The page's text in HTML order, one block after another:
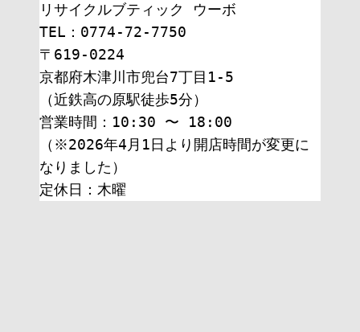
リサイクルブティック ウーボ
TEL：0774-72-7750
〒619-0224
京都府木津川市兜台7丁目1-5
（近鉄高の原駅徒歩5分）
営業時間：10:30 〜 18:00
（※2026年4月1日より開店時間が変更に
なりました）
定休日：木曜